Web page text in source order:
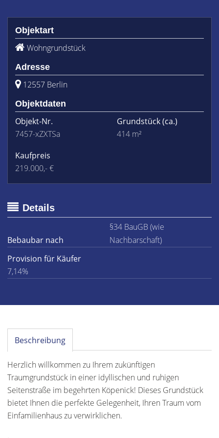
Objektart
Wohngrundstück
Adresse
12557 Berlin
Objektdaten
Objekt-Nr.
7457-xZXTSa
Grundstück(ca.)
414 m²
Kaufpreis
219.000,- €
Details
Bebaubar nach
§34 BauGB (wie
Nachbarschaft)
Provision für Käufer
7,14%
Beschreibung
Herzlich willkommen zu Ihrem zukünftigen
Traumgrundstück in einer idyllischen und ruhigen
Seitenstraße im begehrten Köpenick! Dieses Grundstück
bietet Ihnen die perfekte Gelegenheit, Ihren Traum vom
Einfamilienhaus zu verwirklichen.